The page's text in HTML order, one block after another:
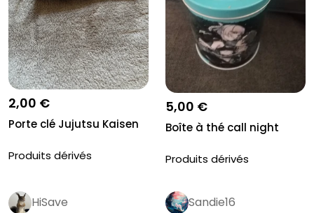
2,00 €
Porte clé Jujutsu Kaisen
Produits dérivés
5,00 €
Boîte à thé call night
Produits dérivés
HiSave Sandie16